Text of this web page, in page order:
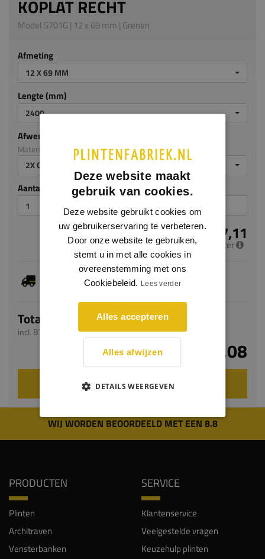
KOPLAT RECHT
Model G701G | 12 x 69 mm | Grenen
Afmeting
12 X 69 MM
Lengte (mm)
2400
Afwerking
Materiaal: Grenen
2X GEGROND
Aantal stuks
€ 7,11
per meter
Dit artikel is voorradig, de verwachte levertijd
bedraagt 1-3 werkdagen
Totaal
incl. BTW
€ 17,08
VOEG TOE AAN WINKELWAGEN
WIJ WORDEN BEOORDEELD MET EEN 8.8
PRODUCTEN
Plinten
Architraven
Vensterbanken
SERVICE
Klantenservice
Veelgestelde vragen
Keuzehulp plinten
Deze website maakt
gebruik van cookies.
Deze website gebruikt cookies om
uw gebruikerservaring te verbeteren.
Door onze website te gebruiken,
stemt u in met alle cookies in
overeenstemming met ons
Cookiebeleid. Lees verder
Alles accepteren
Alles afwijzen
DETAILS WEERGEVEN